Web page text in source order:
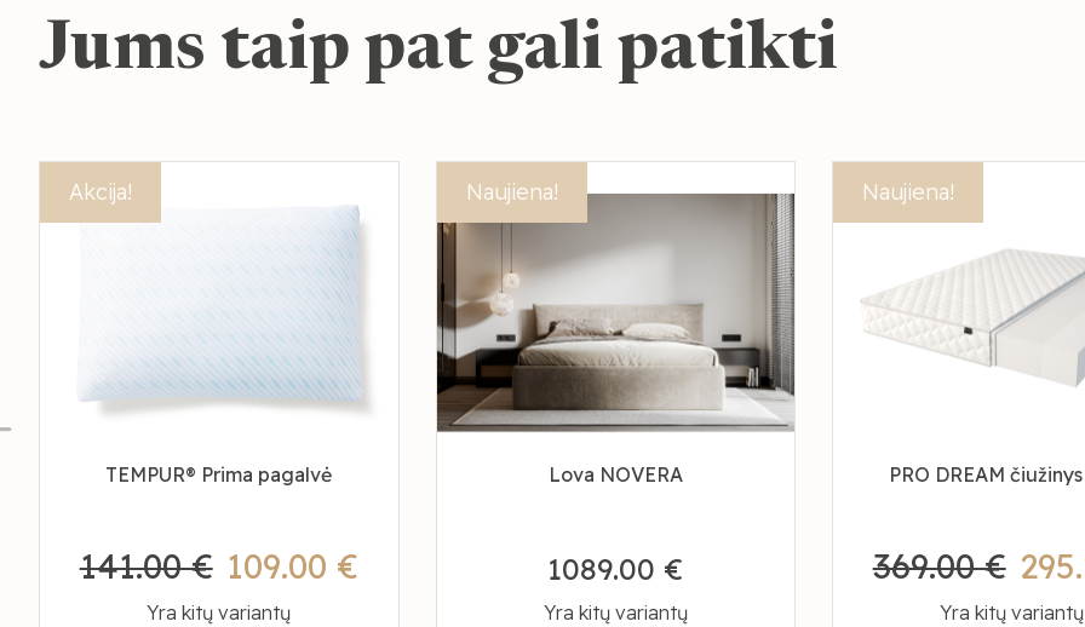
Jums taip pat gali patikti
Akcija!
TEMPUR® Prima pagalvė
109.00 €
141.00 €
Yra kitų variantų
Naujiena!
Lova NOVERA
1089.00 €
Yra kitų variantų
Akcija!
Naujiena!
PRO DREAM
369.00 €
Yra kitų variantų